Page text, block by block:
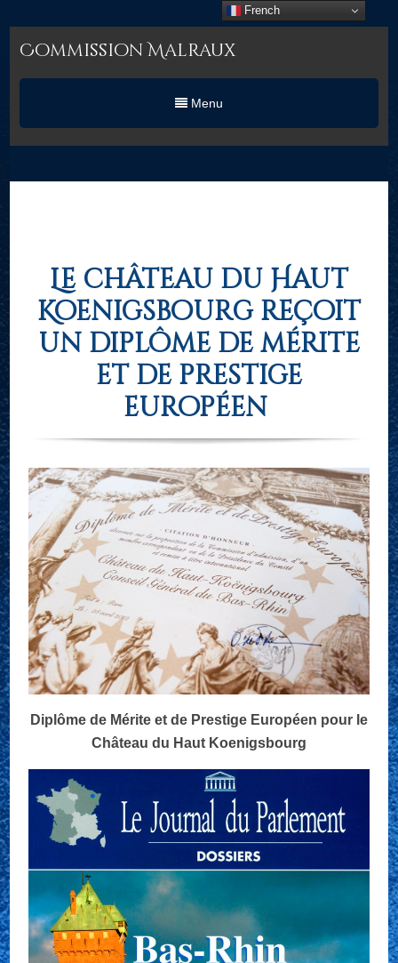
Commission Malraux
Menu
Le château du Haut
Koenigsbourg reçoit
un diplôme de mérite
et de prestige
européen
Diplôme de Mérite et de Prestige Européen pour le
Château du Haut Koenigsbourg
French